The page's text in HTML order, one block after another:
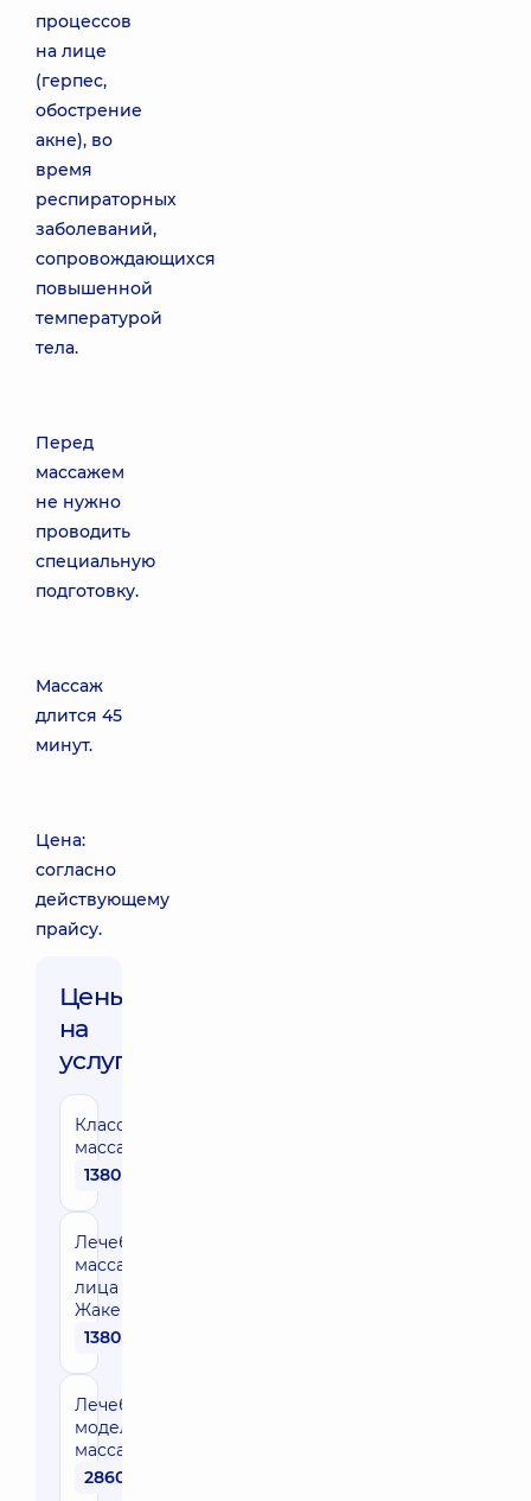
процессов
на лице
(герпес,
обострение
акне), во
время
респираторных
заболеваний,
сопровождающихся
повышенной
температурой
тела.
Перед
массажем
не нужно
проводить
специальную
подготовку.
Массаж
длится 45
минут.
Цена:
согласно
действующему
прайсу.
Цены
на
услуги:
Классический
массаж лица
1380 грн
Лечебный
массаж
лица по
Жаке
1380 грн
Лечебный
моделирующий
массаж лица
2860 грн